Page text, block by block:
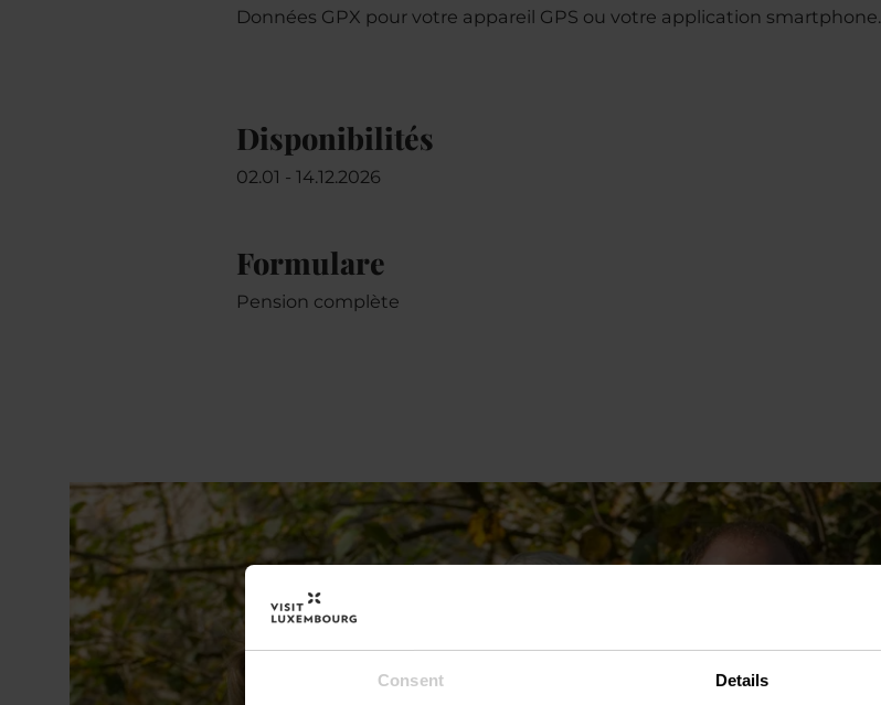
Consent Details
Données GPX pour votre appareil GPS ou votre application smartphone.
Disponibilités
02.01 - 14.12.2026
Formulare
Pension complète